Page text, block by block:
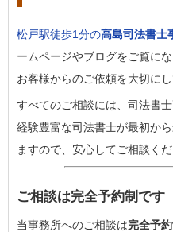
松戸駅徒歩1分の高島司法書士
ームページやブログをご覧に
お客様からのご依頼を大切にし
すべてのご相談には、司法書
経験豊富な司法書士が最初か
ますので、安心してご相談くだ
ご相談は完全予約制です
当事務所へのご相談は完全予約